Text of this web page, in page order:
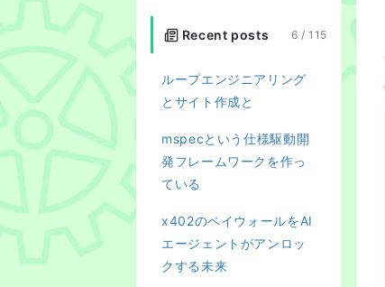
Recent posts 6 /115
ループエンジニアリング
とサイト作成と
mspecという仕様駆動開
発フレームワークを作っ
ている
x402のペイウォールをAI
エージェントがアンロッ
クする未来